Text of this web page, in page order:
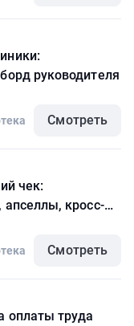
руководителя
Смотреть
чек:
кросс-
Смотреть
оплаты труда